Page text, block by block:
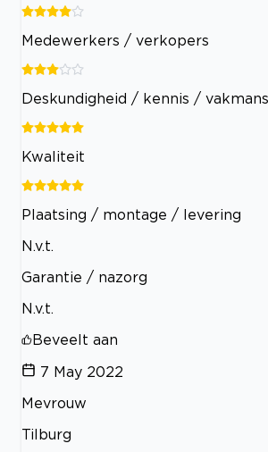
Medewerkers / verkopers
Deskundigheid / kennis /
Kwaliteit
Plaatsing / montage / levering
N.v.t.
Garantie / nazorg
N.v.t.
Beveelt aan
7 May 2022
Mevrouw
Tilburg